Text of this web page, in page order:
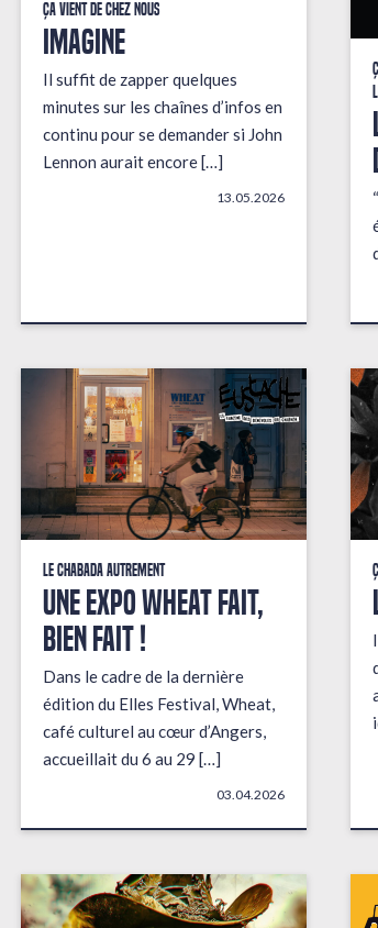
Ça vient de chez nous
IMAGINE
Il suffit de zapper quelques
minutes sur les chaînes d’infos en
continu pour se demander si John
Lennon aurait encore […]
13.05.2026
Le Chabada autrement
Une expo wheat fait,
bien fait !
Dans le cadre de la dernière
édition du Elles Festival, Wheat,
café culturel au cœur d’Angers,
accueillait du 6 au 29 […]
03.04.2026